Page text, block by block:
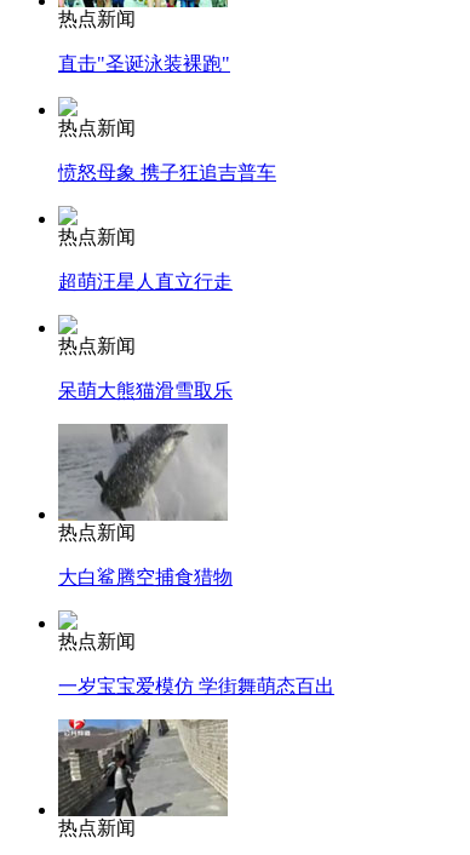
热点新闻
直击"圣诞泳装裸跑"
热点新闻
愤怒母象 携子狂追吉普车
热点新闻
超萌汪星人直立行走
热点新闻
呆萌大熊猫滑雪取乐
热点新闻
大白鲨腾空捕食猎物
热点新闻
一岁宝宝爱模仿 学街舞萌态百出
热点新闻